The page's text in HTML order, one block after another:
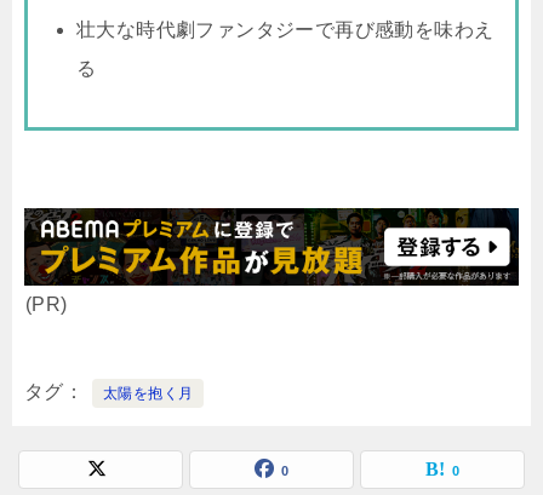
壮大な時代劇ファンタジーで再び感動を味わえ
る
(PR)
タグ 太陽を抱く月
0 0